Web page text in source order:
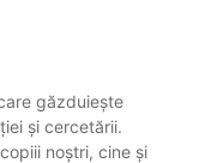
găzduiește
și cercetării.
noștri, cine și